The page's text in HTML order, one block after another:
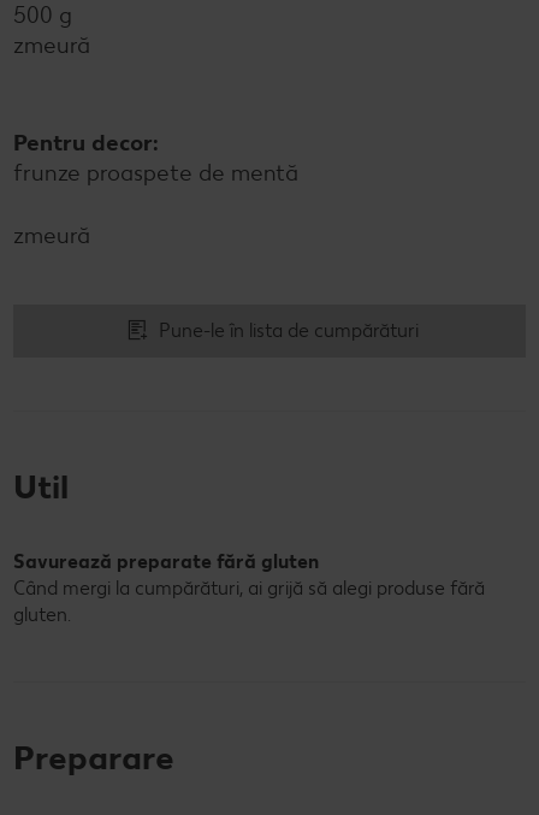
500 g
zmeură
Pentru decor:
frunze proaspete de mentă
zmeură
Pune-le în lista de cumpărături
Util
Savurează preparate fără gluten
Când mergi la cumpărături, ai grijă să alegi produse fără
gluten.
Preparare